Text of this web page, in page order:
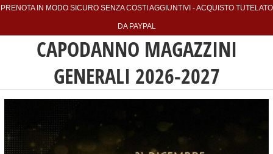
PRENOTA IN MODO SICURO SENZA COSTI AGGIUNTIVI - ACQUISTO TUTELATO
DA PAYPAL
CAPODANNO MAGAZZINI
GENERALI 2026-2027